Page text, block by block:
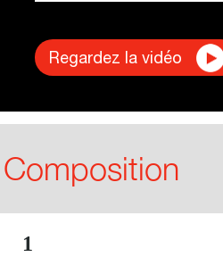
Regardez la vidéo
Composition
1